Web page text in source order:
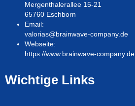
Mergenthalerallee 15-21
65760 Eschborn
Email:
valorias@brainwave-company.de
Webseite:
https://www.brainwave-company.de
Wichtige Links